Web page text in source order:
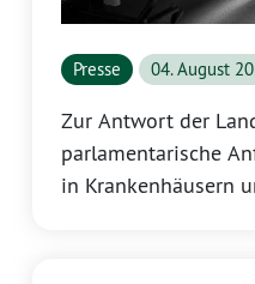
Presse 04. August
Zur Antwort der
parlamentarische
in Krankenhäusern